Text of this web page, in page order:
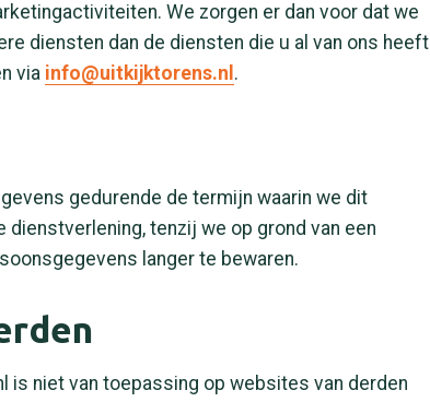
We zorgen er dan voor dat we
diensten dan de diensten die u al van ons heeft
via info@uitkijktorens.nl .
gedurende de termijn waarin we dit
dienstverlening, tenzij we op grond van een
langer te bewaren.
is niet van toepassing op websites van derden